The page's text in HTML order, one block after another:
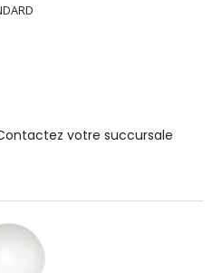
votre succursale